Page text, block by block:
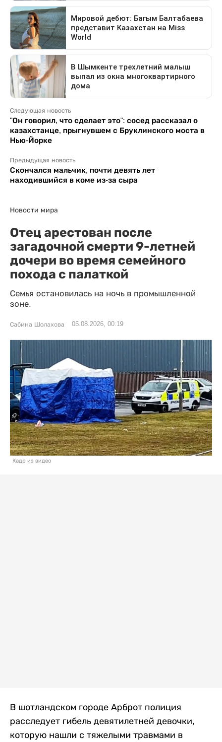
Следующая новость
"Он говорил, что сделает это": сосед рассказал о
казахстанце, прыгнувшем с Бруклинского моста в
Нью-Йорке
Предыдущая новость
Скончался мальчик, почти девять лет
находившийся в коме из-за сыра
Новости мира
Отец арестован после
загадочной смерти 9-летней
дочери во время семейного
похода с палаткой
Семья остановилась на ночь в промышленной
зоне.
Сабина Шолахова 05.08.2026, 00:19
Кадр из видео
В шотландском городе Арброт полиция
расследует гибель девятилетней девочки,
которую нашли с тяжелыми травмами в